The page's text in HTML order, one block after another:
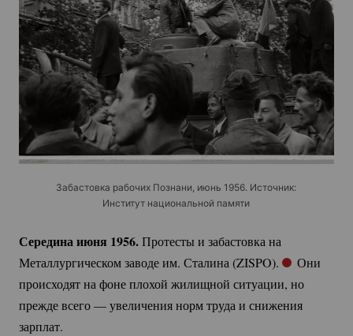
Забастовка рабочих Познани, июнь 1956. Источник:
Институт национальной памяти
Середина июня 1956.Протесты и забастовка на
Металлургическом заводе им. Сталина (ZISPO).
Они
происходят на фоне плохой жилищной ситуации, но
прежде всего — увеличения норм труда и снижения
зарплат.